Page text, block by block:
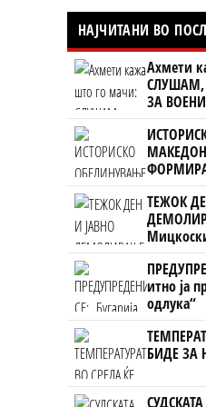
НАЈЧИТАНИ ВО
Ахмети
СЛУШАМ,
ЗА
УЧК...
ТЕЖОК
човекот
ништо,
итно ја
одлука“
БИДЕ ЗА
СУДСКАТА МАФИЈА РАБОТИ